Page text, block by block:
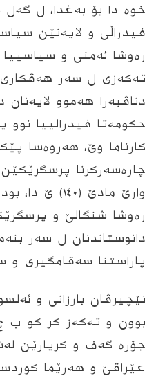
خوه‌ دا بۆ به‌غدا، ل
فیدراڵی و لايه‌نێن‌
ره‌وشا ئه‌منى و
ته‌كه‌زی ل سه‌ر
دناڤبه‌را هه‌موو
حكومه‌تا فيدراليیا
كارناما وێ، هه‌روه‌سا
چاره‌سه‌ركرنا
وارێ‌ مادێ
ره‌وشا شنگالێ و
دانوستاندنان‌ ل ‌سه‌ر
پاراستنا سه‌قامگيرى و
نێچيرڤان بارزانى و
بوون و ته‌كه‌ز كر كو
جۆره‌ گه‌ف‌ و كریارێن
عێراقێ و هه‌رێما